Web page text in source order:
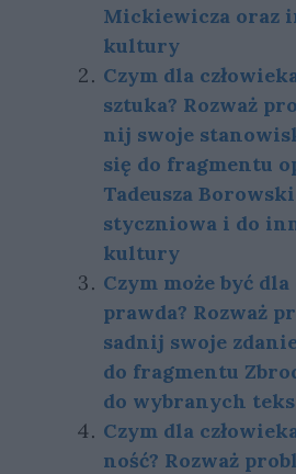
Mickiewicza oraz
kul­tu­ry
Czym dla
sztu­ka? Roz­waż
nij swo­je
się do frag­men­tu
Tadeusza
styczniowa i do
kul­tu­ry
Czym może być
praw­da? Roz­waż
sad­nij swo­je
do frag­men­tu
do wy­bra­nych
Czym dla
ność? Roz­waż